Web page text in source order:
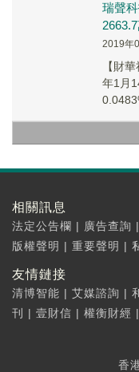
瑞聲
2019年
【財
年1月
相關訊息
法定公告欄 | 廣告查詢 |
版權聲明 | 重要聲明 |
友情鏈接
清博智能 | 艾媒諮詢 |
刊
| 壹財信 | 權衡財經 |
香